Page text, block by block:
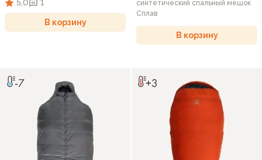
5,0 1
В корзину
синтетический спальный мешок
Сплав
В корзину